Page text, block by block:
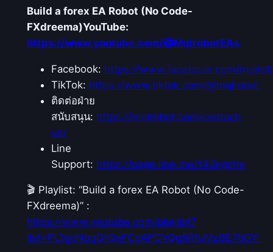
น
ต
ล
อ
อ
เ
ด
อ
Build a forex EA Robot (No Code-
FXdreema)YouTube:
https://www.youtube.com/@MqlrobotEAs
Facebook: https://www.facebook.com/
TikTok: https://www.tiktok.com/@mqlrobot
ติดต่อฝ่าย
สนับสนุน: https://mqlrobot.com/contact-
us/
Line
Support: https://page.line.me/143kgzhe
🎬 Playlist: “Build a forex EA Robot (No Code-
FXdreema)” :
https://www.youtube.com/playlist?
list=PL1goNqgQrQsFCqAPCVQg5RfuMzBE7bGY-